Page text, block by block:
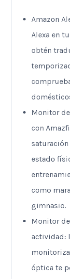
Amazon
Alexa en
obtén
Monitor
con
saturación
estado
como
gimnasio.
Monitor
actividad:
óptica te